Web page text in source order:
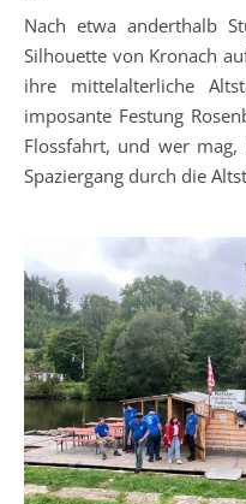
Nach etwa anderthalb
Silhouette von Kronach
ihre mittelalterliche
imposante Festung
Flossfahrt, und wer
Spaziergang durch die